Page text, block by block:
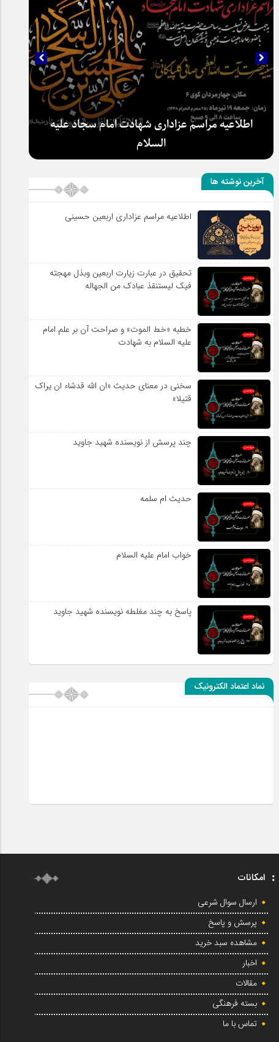
اطلاعیه مراسم عزاداری شهادت امام سجاد علیه
السلام
آخرین نوشته ها
اطلاعیه مراسم عزاداری اربعین حسینی
تحقیق در عبارت زیارت اربعین وبذل مهجته
فیک لیستنقذ عبادک من الجهاله
خطبه «خط الموت» و صراحت آن بر علم امام
علیه السلام به شهادت
سخنی در معنای حدیث «ان الله قدشاء ان یراک
قتیلا»
چند پرسش از نویسنده شهید جاوید
حدیث ام سلمه
خواب امام علیه السلام
پاسخ به چند مغلطه نویسنده شهید جاوید
نماد اعتماد الکترونیک
امکانات
ارسال سوال شرعی
پرسش و پاسخ
مشاهده سبد خرید
اخبار
مقالات
بسته فرهنگی
تماس با ما